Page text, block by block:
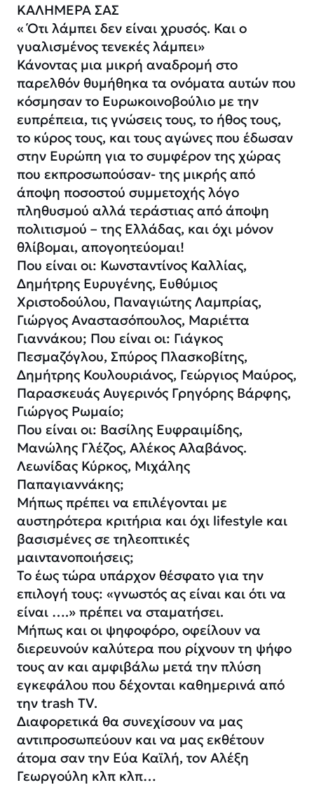
ΚΑΛΗΜΕΡΑ ΣΑΣ
« Ότι λάμπει δεν είναι χρυσός. Και ο
γυαλισμένος τενεκές λάμπει»
Κάνοντας μια μικρή αναδρομή στο
παρελθόν θυμήθηκα τα ονόματα αυτών που
κόσμησαν το Ευρωκοινοβούλιο με την
ευπρέπεια, τις γνώσεις τους, το ήθος τους,
το κύρος τους, και τους αγώνες που έδωσαν
στην Ευρώπη για το συμφέρον της χώρας
που εκπροσωπούσαν- της μικρής από
άποψη ποσοστού συμμετοχής λόγο
πληθυσμού αλλά τεράστιας από άποψη
πολιτισμού – της Ελλάδας, και όχι μόνον
θλίβομαι, απογοητεύομαι!
Που είναι οι: Κωνσταντίνος Καλλίας,
Δημήτρης Ευρυγένης, Ευθύμιος
Χριστοδούλου, Παναγιώτης Λαμπρίας,
Γιώργος Αναστασόπουλος, Μαριέττα
Γιαννάκου; Που είναι οι: Γιάγκος
Πεσμαζόγλου, Σπύρος Πλασκοβίτης,
Δημήτρης Κουλουριάνος, Γεώργιος Μαύρος,
Παρασκευάς Αυγερινός Γρηγόρης Βάρφης,
Γιώργος Ρωμαίο;
Που είναι οι: Βασίλης Ευφραιμίδης,
Μανώλης Γλέζος, Αλέκος Αλαβάνος.
Λεωνίδας Κύρκος, Μιχάλης
Παπαγιαννάκης;
Μήπως πρέπει να επιλέγονται με
αυστηρότερα κριτήρια και όχι lifestyle και
βασισμένες σε τηλεοπτικές
μαιντανοποιήσεις;
Το έως τώρα υπάρχον θέσφατο για την
επιλογή τους: «γνωστός ας είναι και ότι να
είναι ….» πρέπει να σταματήσει.
Μήπως και οι ψηφοφόρο, οφείλουν να
διερευνούν καλύτερα που ρίχνουν τη ψήφο
τους αν και αμφιβάλω μετά την πλύση
εγκεφάλου που δέχονται καθημερινά από
την trash TV.
Διαφορετικά θα συνεχίσουν να μας
αντιπροσωπεύουν και να μας εκθέτουν
άτομα σαν την Εύα Καϊλή, τον Αλέξη
Γεωργούλη κλπ κλπ…